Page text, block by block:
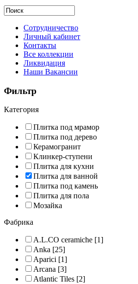
Сотрудничество
Личный кабинет
Контакты
Все коллекции
Ликвидация
Наши Вакансии
Фильтр
Категория
Плитка под мрамор
Плитка под дерево
Керамогранит
Клинкер-ступени
Плитка для кухни
Плитка для ванной
Плитка под камень
Плитка для пола
Мозайка
Фабрика
A.L.CO ceramiche [1]
Anka [25]
Aparici [1]
Arcana [3]
Atlantic Tiles [2]